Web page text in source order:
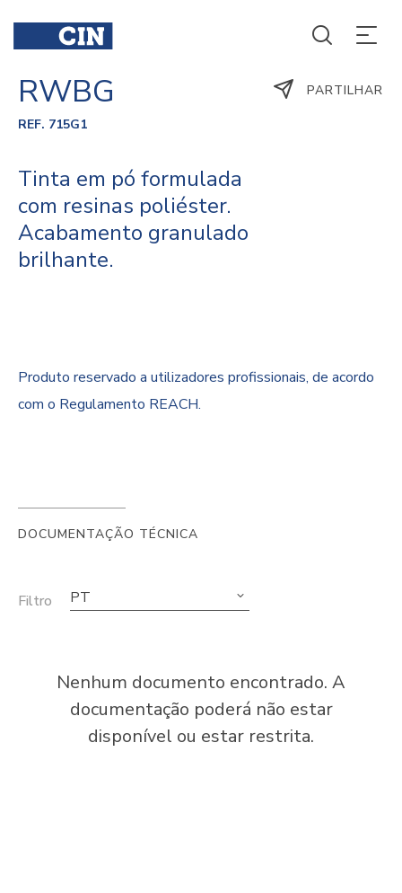
RWBG
REF. 715G1
Tinta em pó formulada
com resinas poliéster.
Acabamento granulado
brilhante.
PARTILHAR
Produto reservado a utilizadores profissionais, de acordo
com o Regulamento REACH.
DOCUMENTAÇÃO TÉCNICA
Filtro PT
Nenhum documento encontrado. A
documentação poderá não estar
disponível ou estar restrita.